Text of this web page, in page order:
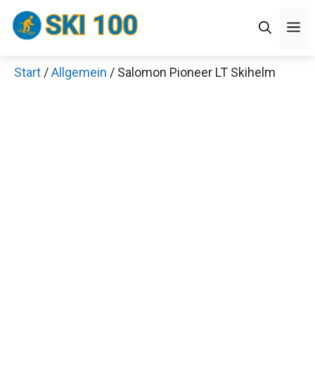
Zum
Inhalt
Start /Allgemein / Salomon Pioneer LT Skihelm